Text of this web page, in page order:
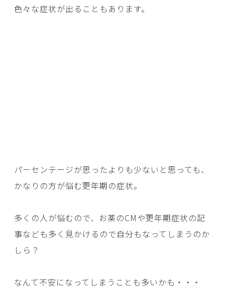
色々な症状が出ることもあります。
パーセンテージが思ったよりも少ないと思っても、
かなりの方が悩む更年期の症状。
多くの人が悩むので、お薬のCMや更年期症状の記
事なども多く見かけるので自分もなってしまうのか
しら？
なんて不安になってしまうことも多いかも・・・